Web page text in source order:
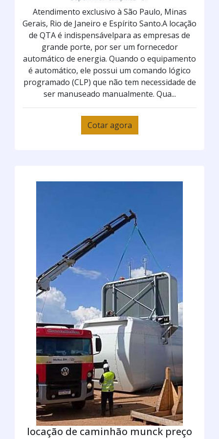
Atendimento exclusivo à São Paulo, Minas
Gerais, Rio de Janeiro e Espírito Santo.A locação
de QTA é indispensávelpara as empresas de
grande porte, por ser um fornecedor
automático de energia. Quando o equipamento
é automático, ele possui um comando lógico
programado (CLP) que não tem necessidade de
ser manuseado manualmente. Qua...
Cotar agora
locação de caminhão munck preço